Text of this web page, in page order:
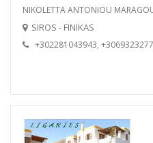
NIKOLETTA ANTONIOU
SIROS - FINIKAS
+302281043943,